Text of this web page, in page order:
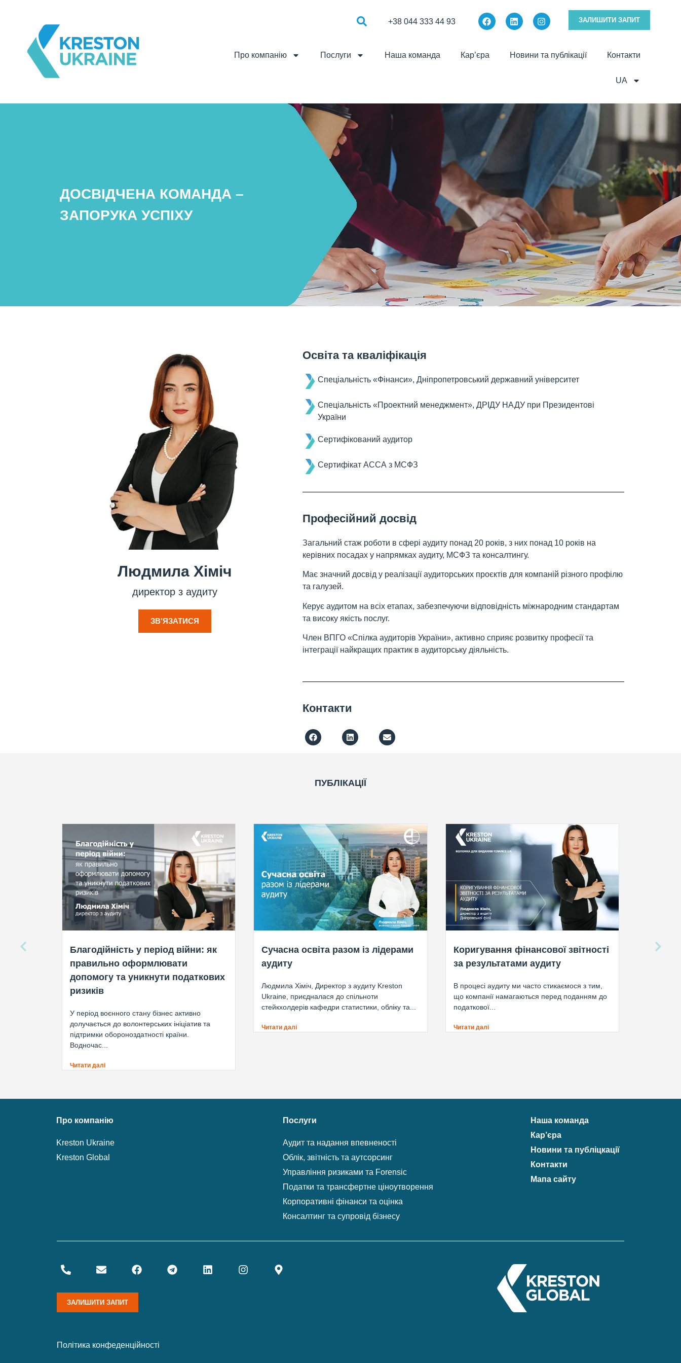
+38 044 333 44 93 ЗАЛИШИТИ ЗАПИТ
Про компанію Послуги Наша команда Кар’єра Новини та публікації Контакти
UA
ДОСВІДЧЕНА КОМАНДА –
ЗАПОРУКА УСПІХУ
Людмила Хіміч
директор з аудиту
ЗВ’ЯЗАТИСЯ
Освіта та кваліфікація
Спеціальність «Фінанси», Дніпропетровський державний університет
Спеціальність «Проектний менеджмент», ДРІДУ НАДУ при Президентові
України
Сертифікований аудитор
Сертифікат АССА з МСФЗ
Професійний досвід
Загальний стаж роботи в сфері аудиту понад 20 років, з них понад 10 років на
керівних посадах у напрямках аудиту, МСФЗ та консалтингу.
Має значний досвід у реалізації аудиторських проєктів для компаній різного профілю
та галузей.
Керує аудитом на всіх етапах, забезпечуючи відповідність міжнародним стандартам
та високу якість послуг.
Член ВПГО «Спілка аудиторів України», активно сприяє розвитку професії та
інтеграції найкращих практик в аудиторську діяльність.
Контакти
ПУБЛІКАЦІЇ
Благодійність у період війни: як
правильно оформлювати
допомогу та уникнути податкових
ризиків
У період воєнного стану бізнес активно
долучається до волонтерських ініціатив та
підтримки обороноздатності країни.
Водночас...
Читати далі
Сучасна освіта разом із лідерами
аудиту
Людмила Хіміч, Директор з аудиту Kreston
Ukraine, приєдналася до спільноти
стейкхолдерів кафедри статистики, обліку та...
Читати далі
Коригування фінансової звітності
за результатами аудиту
В процесі аудиту ми часто стикаємося з тим,
що компанії намагаються перед поданням до
податкової...
Читати далі
Про компанію
Kreston Ukraine
Kreston Global
Послуги
Аудит та надання впевненості
Облік, звітність та аутсорсинг
Управління ризиками та Forensic
Податки та трансфертне ціноутворення
Корпоративні фінанси та оцінка
Консалтинг та супровід бізнесу
Наша команда
Кар’єра
Новини та публіцкації
Контакти
Мапа сайту
ЗАЛИШИТИ ЗАПИТ
Політика конфеденційності